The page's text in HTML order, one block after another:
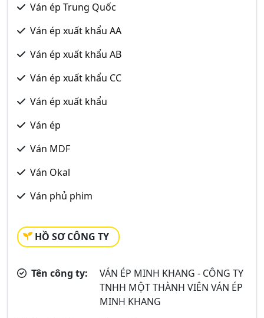
Ván ép Trung Quốc
Ván ép xuất khẩu AA
Ván ép xuất khẩu AB
Ván ép xuất khẩu CC
Ván ép xuất khẩu
Ván ép
Ván MDF
Ván Okal
Ván phủ phim
HỒ SƠ CÔNG TY
Tên công ty:
VÁN ÉP MINH KHANG - CÔNG TY
TNHH MỘT THÀNH VIÊN VÁN ÉP
MINH KHANG